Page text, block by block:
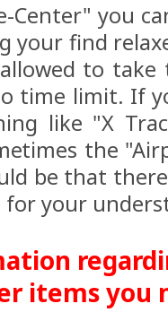
Center" you
your find
to
time limit. If
like "X
the
be that
for your
items you